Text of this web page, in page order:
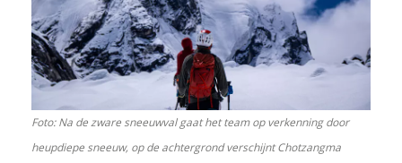
F
a
e
Foto: Na de zware sneeuwval gaat het team op verkenning door
heupdiepe sneeuw, op de achtergrond verschijnt Chotzangma